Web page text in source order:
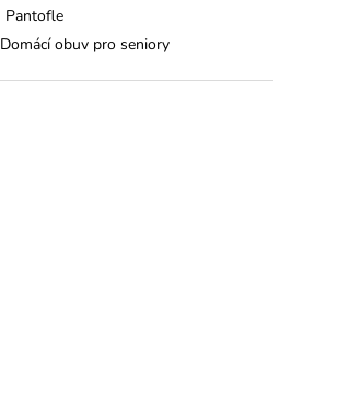
Pantofle
Domácí obuv pro seniory